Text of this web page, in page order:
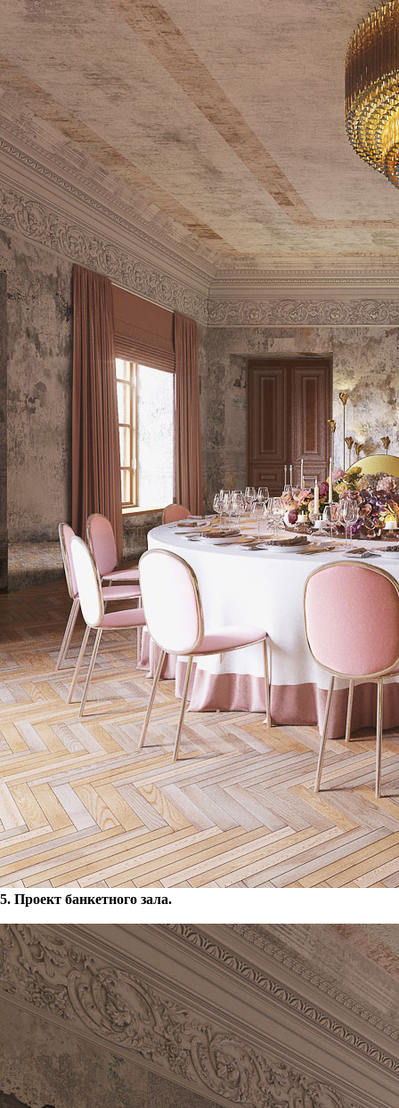
5. Проект банкетного зала.